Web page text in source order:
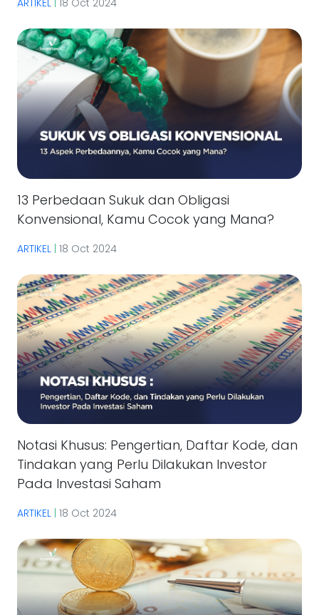
ARTIKEL 18 Oct 2024
13 Perbedaan Sukuk dan Obligasi
Konvensional, Kamu Cocok yang Mana?
ARTIKEL | 18 Oct 2024
Notasi Khusus: Pengertian, Daftar Kode, dan
Tindakan yang Perlu Dilakukan Investor
Pada Investasi Saham
ARTIKEL 18 Oct 2024